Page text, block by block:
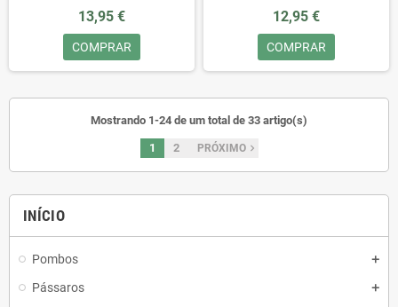
INÍCIO
Pombos
Pássaros
13,95 €
COMPRAR
12,95 €
COMPRAR
Mostrando 1-24 de um total de 33 artigo(s)
1 2 PRÓXIMOnavigate_next